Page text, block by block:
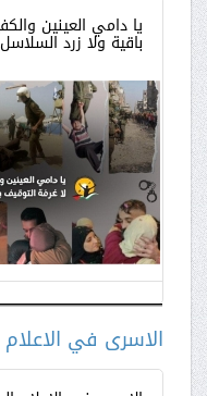
يا دامي العينين
باقية ولا زرد السلاسل
الاسرى في الاعلام